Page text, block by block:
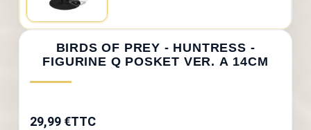
BIRDS OF PREY - HUNTRESS -
FIGURINE Q POSKET VER. A 14CM
29,99 €TTC